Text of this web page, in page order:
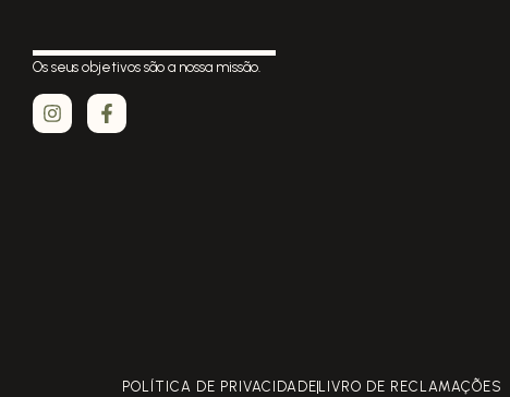
Os seus objetivos são a nossa missão.
POLÍTICA DE PRIVACIDADE LIVRO DE RECLAMAÇÕES